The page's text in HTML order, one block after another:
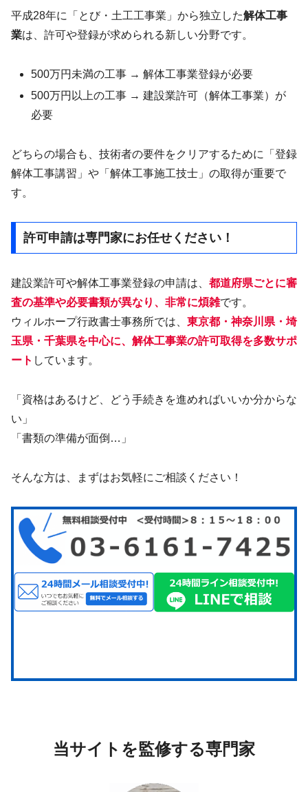
平成28年に「とび・土工工事業」から独立した解体工事
業は、許可や登録が求められる新しい分野です。
500万円未満の工事 → 解体工事業登録が必要
500万円以上の工事 → 建設業許可（解体工事業）が
必要
どちらの場合も、技術者の要件をクリアするために「登録
解体工事講習」や「解体工事施工技士」の取得が重要で
す。
許可申請は専門家にお任せください！
建設業許可や解体工事業登録の申請は、 都道府県ごとに審
査の基準や必要書類が異なり、非常に煩雑です。
ウィルホープ行政書士事務所では、 東京都・神奈川県・埼
玉県・千葉県を中心に、解体工事業の許可取得を多数サポ
ート しています。
「資格はあるけど、どう手続きを進めればいいか分からな
い」
「書類の準備が面倒…」
そんな方は、まずはお気軽にご相談ください！
当サイトを監修する専門家